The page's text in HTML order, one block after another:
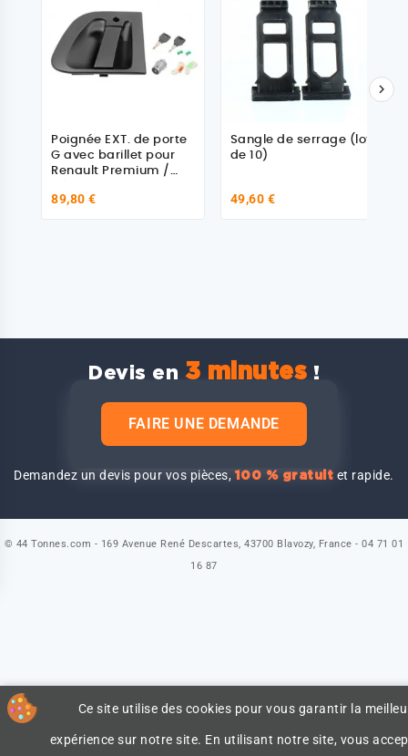
Poignée EXT. de porte
G avec barillet pour
Renault Premium /
89,80 €
Sangle de serrage (lot
de 10)
49,60 €

Devis en 3 minutes !
FAIRE UNE DEMANDE
Demandez un devis pour vos pièces,100 % gratuit et rapide.
Ce site utilise des cookies pour vous garantir la
expérience sur notre site. En utilisant notre site, vous
© 44 Tonnes.com - 169 Avenue René Descartes, 43700 Blavozy, France - 04 71 01
16 87